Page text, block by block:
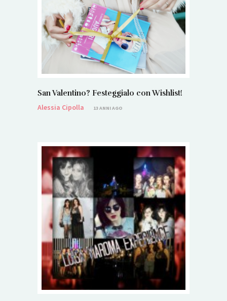
San Valentino? Festeggialo con Wishlist!
Alessia Cipolla
13 ANNI AGO